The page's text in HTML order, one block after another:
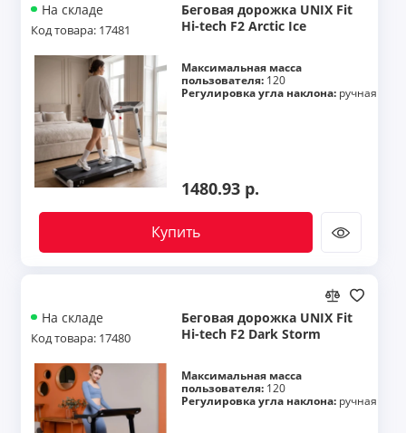
На складе
Код товара: 17481
Беговая дорожка UNIX Fit
Hi-tech F2 Arctic Ice
Максимальная масса
пользователя: 120
Регулировка угла наклона: ручная
1480.93 р.
Купить
На складе
Код товара: 17480
Беговая дорожка UNIX Fit
Hi-tech F2 Dark Storm
Максимальная масса
пользователя: 120
Регулировка угла наклона: ручная